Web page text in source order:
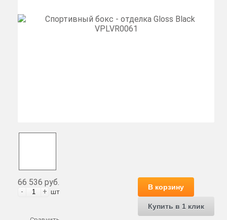
66 536 руб.
- + шт
В корзину
Купить в 1 клик